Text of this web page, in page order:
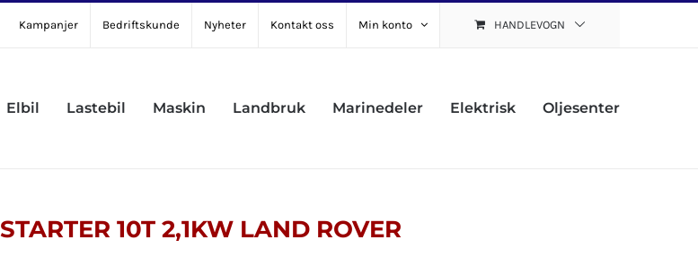
Kampanjer Bedriftskunde Nyheter Kontakt oss Min konto HANDLEVOGN
Elbil Lastebil Maskin Landbruk Marinedeler Elektrisk Oljesenter
STARTER 10T 2,1KW LAND ROVER